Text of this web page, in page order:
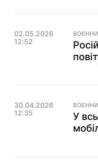
02.05.2026
12:52
30.04.2026
12:35
У